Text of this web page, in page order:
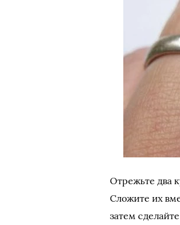
Отрежьте два
Сложите их
затем